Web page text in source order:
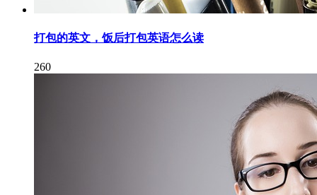
打包的英文，饭后打包英语怎么读
260